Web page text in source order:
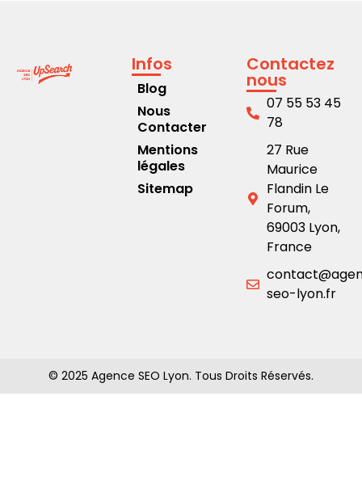
Infos
Blog
Nous
Contacter
Mentions
légales
Sitemap
Contactez
nous
07 55 53 45
78
27 Rue
Maurice
Flandin Le
Forum,
69003 Lyon,
France
seo-lyon.fr
© 2025 Agence SEO Lyon. Tous Droits Réservés.